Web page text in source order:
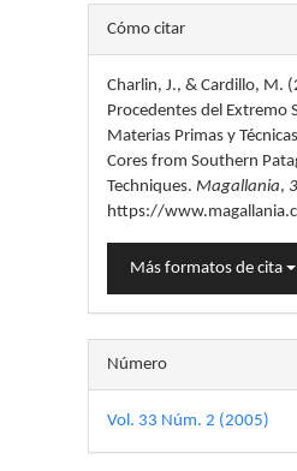
Detalles
del
artículo
Cómo citar
Charlin, J., & Cardillo, M.
Procedentes del Extremo
Materias Primas y
Cores from Southern
Techniques.Magallania,
https://
Más formatos de cita
Número
Vol. 33 Núm. 2 (2005)